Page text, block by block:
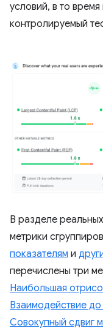
условий, в то
контролируемый
В разделе
метрики
показателям и
перечислены три
Наибольшая
Взаимодействие
Совокупный сдвиг